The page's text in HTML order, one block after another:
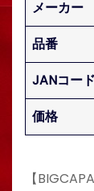
メーカー
品番
JANコード
価格
【